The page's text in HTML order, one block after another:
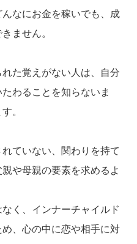
なにお金を稼いでも、成
ません。
た覚えがない人は、自分
わることを知らないま
。
ていない、関わりを持て
や母親の要素を求めるよ
く、インナーチャイルド
、心の中に恋や相手に対